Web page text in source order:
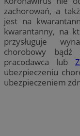
zachorowań, a
jest na
kwarantanny, na
przysługuje
chorobowy bądź
pracodawca lub
ubezpieczeniu
ubezpieczeniem